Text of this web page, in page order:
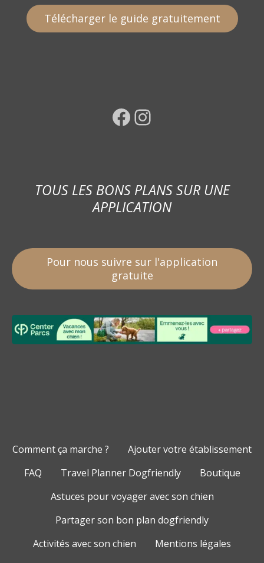
Télécharger le guide gratuitement
Facebook Instagram
TOUS LES BONS PLANS SUR UNE
APPLICATION
Pour nous suivre sur l'application
gratuite
Comment ça marche ?
Ajouter votre établissement
FAQ
Travel Planner Dogfriendly
Boutique
Astuces pour voyager avec son chien
Partager son bon plan dogfriendly
Activités avec son chien
Mentions légales